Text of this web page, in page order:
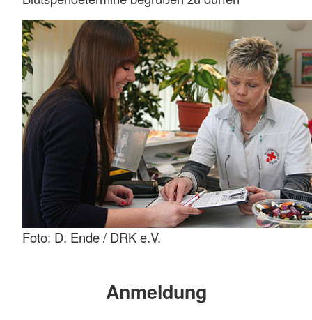
Foto: D. Ende / DRK e.V.
Anmeldung